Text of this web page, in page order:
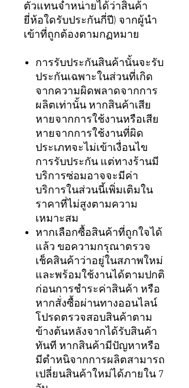
ตัวแทนจำหน่ายได้ว่าสินค้า
ยี่ห้อใดรับประกันกี่ปี) จากผู้นำ
เข้าที่ถูกต้องตามกฏหมาย
การรับประกันสินค้านั้นจะรับ
ประกันเฉพาะในส่วนที่เกิด
จากความผิดพลาดจากการ
ผลิตเท่านั้น หากสินค้าเสีย
หายจากการใช้งานหรือเสีย
หายจากการใช้งานที่ผิด
ประเภทจะไม่เข้าเงื่อนไข
การรับประกัน แต่ทางร้านมี
บริการซ่อมอาจจะมีค่า
บริการในส่วนนี้เพิ่มเติมใน
ราคาที่ไม่สูงตามความ
เหมาะสม
หากเลือกซื้อสินค้าที่ถูกใจได้
แล้ว ขอความกรุณาตรวจ
เช็คสินค้าว่าอยู่ในสภาพใหม่
และพร้อมใช้งานได้ตามปกติ
ก่อนการชำระค่าสินค้า หรือ
หากสั่งซื้อผ่านทางออนไลน์
โปรดตรวจสอบสินค้าตาม
ข้างต้นหลังจากได้รับสินค้า
ทันที หากสินค้ามีปัญหาหรือ
มีตำหนิจากการผลิตสามารถ
เปลี่ยนสินค้าใหม่ได้ภายใน 7